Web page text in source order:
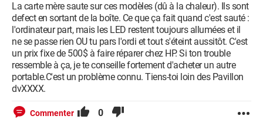
La carte mère saute sur ces modèles (dû à la chaleur). Ils sont
defect en sortant de la boîte. Ce que ça fait quand c'est sauté :
l'ordinateur part, mais les LED restent toujours allumées et il
ne se passe rien OU tu pars l'ordi et tout s'éteint aussitôt. C'est
un prix fixe de 500$ à faire réparer chez HP. Si ton trouble
ressemble à ça, je te conseille fortement d'acheter un autre
portable.C'est un problème connu. Tiens-toi loin des Pavillon
dvXXXX.
Commenter 0